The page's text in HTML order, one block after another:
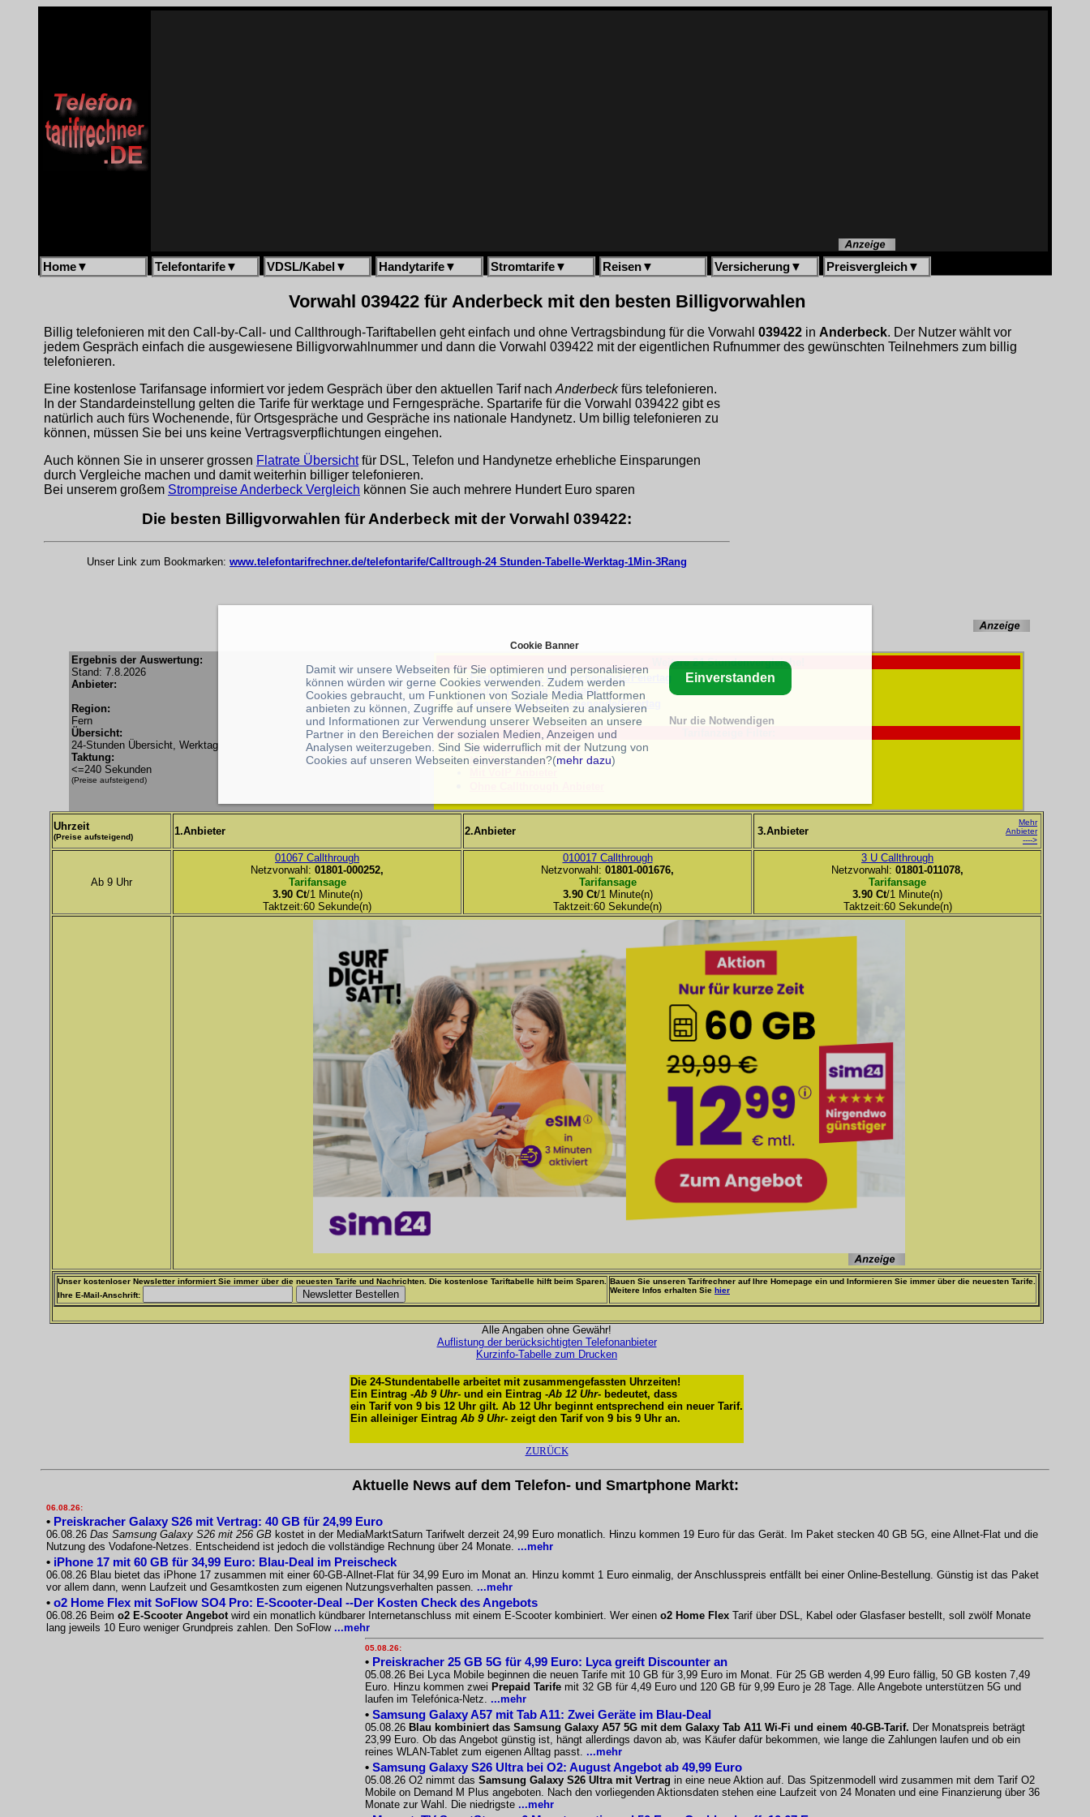
Home▼ Telefontarife▼ VDSL/Kabel ▼ Handytarife▼ Stromtarife▼ Reisen▼ Versicherung▼ Preisvergleich▼
Vorwahl 039422 für Anderbeck mit den besten Billigvorwahlen
Billig telefonieren mit den Call-by-Call- und Callthrough-Tariftabellen geht einfach und ohne Vertragsbindung für die Vorwahl 039422 in Anderbeck. Der Nutzer wählt vor
jedem Gespräch einfach die ausgewiesene Billigvorwahlnummer und dann die Vorwahl 039422 mit der eigentlichen Rufnummer des gewünschten Teilnehmers zum billig
telefonieren.
Eine kostenlose Tarifansage informiert vor jedem Gespräch über den aktuellen Tarif nach Anderbeckfürs telefonieren.
In der Standardeinstellung gelten die Tarife für werktage und Ferngespräche. Spartarife für die Vorwahl 039422 gibt es
natürlich auch fürs Wochenende, für Ortsgespräche und Gespräche ins nationale Handynetz. Um billig telefonieren zu
können, müssen Sie bei uns keine Vertragsverpflichtungen eingehen.
Auch können Sie in unserer grossen Flatrate Übersichtfür DSL, Telefon und Handynetze erhebliche Einsparungen
durch Vergleiche machen und damit weiterhin billiger telefonieren.
Bei unserem großem Strompreise Anderbeck Vergleich können Sie auch mehrere Hundert Euro sparen
Die besten Billigvorwahlen für Anderbeck mit der Vorwahl 039422:
Unser Link zum Bookmarken: www.telefontarifrechner.de/telefontarife/Calltrough-24 Stunden-Tabelle-Werktag-1Min-3Rang
Ergebnis der Auswertung:
Stand: 7.8.2026
Anbieter:
Region:
Fern
Übersicht:
24-Stunden Übersicht, Werktag
Taktung:
<=240 Sekunden
(Preise aufsteigend)
Weitere 24-Stundenvergleiche!
Festnetz-Tarife für Wochenende/Feiertag
Handy-Tarife für Werktage
Handy-Tarife für Wochenende/Feiertag
Ohne 0900-er Anbieter
Mit Tarifansage
Uhrzeit
(Preise aufsteigend) 1.Anbieter 2.Anbieter 3.Anbieter
Mehr
Anbieter
---->
Ab 9 Uhr
01067 Callthrough
Netzvorwahl: 01801-000252,
Tarifansage
3.90 Ct/1 Minute(n)
Taktzeit:60 Sekunde(n)
010017 Callthrough
Netzvorwahl: 01801-001676,
Tarifansage
3.90 Ct/1 Minute(n)
Taktzeit:60 Sekunde(n)
3 U Callthrough
Netzvorwahl: 01801-011078,
Tarifansage
3.90 Ct/1 Minute(n)
Taktzeit:60 Sekunde(n)
Unser kostenloser Newsletter informiert Sie immer über die neuesten Tarife und Nachrichten. Die kostenlose Tariftabelle hilft beim Sparen.
Ihre E-Mail-Anschrift:
Bauen Sie unseren Tarifrechner auf Ihre Homepage ein und Informieren Sie immer über die neuesten Tarife.
Weitere Infos erhalten Sie hier
Alle Angaben ohne Gewähr!
Auflistung der berücksichtigten Telefonanbieter
Kurzinfo-Tabelle zum Drucken
Die 24-Stundentabelle arbeitet mit zusammengefassten Uhrzeiten!
Ein Eintrag -Ab 9 Uhr- und ein Eintrag -Ab 12 Uhr- bedeutet, dass
ein Tarif von 9 bis 12 Uhr gilt. Ab 12 Uhr beginnt entsprechend ein neuer Tarif.
Ein alleiniger Eintrag Ab 9 Uhr- zeigt den Tarif von 9 bis 9 Uhr an.
ZURÜCK
Aktuelle News auf dem Telefon- und Smartphone Markt:
06.08.26:
• Preiskracher Galaxy S26 mit Vertrag: 40 GB für 24,99 Euro
06.08.26 Das Samsung Galaxy S26 mit 256 GB kostet in der MediaMarktSaturn Tarifwelt derzeit 24,99 Euro monatlich. Hinzu kommen 19 Euro für das Gerät. Im Paket stecken 40 GB 5G, eine Allnet-Flat und die
Nutzung des Vodafone-Netzes. Entscheidend ist jedoch die vollständige Rechnung über 24 Monate. ...mehr
• iPhone 17 mit 60 GB für 34,99 Euro: Blau-Deal im Preischeck
06.08.26 Blau bietet das iPhone 17 zusammen mit einer 60-GB-Allnet-Flat für 34,99 Euro im Monat an. Hinzu kommt 1 Euro einmalig, der Anschlusspreis entfällt bei einer Online-Bestellung. Günstig ist das Paket
vor allem dann, wenn Laufzeit und Gesamtkosten zum eigenen Nutzungsverhalten passen. ...mehr
• o2 Home Flex mit SoFlow SO4 Pro: E-Scooter-Deal --Der Kosten Check des Angebots
06.08.26 Beim o2 E-Scooter Angebotwird ein monatlich kündbarer Internetanschluss mit einem E-Scooter kombiniert. Wer einen o2 Home Flex Tarif über DSL, Kabel oder Glasfaser bestellt, soll zwölf Monate
lang jeweils 10 Euro weniger Grundpreis zahlen. Den SoFlow ...mehr
05.08.26:
• Preiskracher 25 GB 5G für 4,99 Euro: Lyca greift Discounter an
05.08.26 Bei Lyca Mobile beginnen die neuen Tarife mit 10 GB für 3,99 Euro im Monat. Für 25 GB werden 4,99 Euro fällig, 50 GB kosten 7,49
Euro. Hinzu kommen zwei Prepaid Tarife mit 32 GB für 4,49 Euro und 120 GB für 9,99 Euro je 28 Tage. Alle Angebote unterstützen 5G und
laufen im Telefónica-Netz. ...mehr
• Samsung Galaxy A57 mit Tab A11: Zwei Geräte im Blau-Deal
05.08.26 Blau kombiniert das Samsung Galaxy A57 5G mit dem Galaxy Tab A11 Wi-Fi und einem 40-GB-Tarif. Der Monatspreis beträgt
23,99 Euro. Ob das Angebot günstig ist, hängt allerdings davon ab, was Käufer dafür bekommen, wie lange die Zahlungen laufen und ob ein
reines WLAN-Tablet zum eigenen Alltag passt. ...mehr
• Samsung Galaxy S26 Ultra bei O2: August Angebot ab 49,99 Euro
05.08.26 O2 nimmt das Samsung Galaxy S26 Ultra mit Vertrag in eine neue Aktion auf. Das Spitzenmodell wird zusammen mit dem Tarif O2
Mobile on Demand M Plus angeboten. Nach den vorliegenden Aktionsdaten stehen eine Laufzeit von 24 Monaten und eine Finanzierung über 36
Monate zur Wahl. Die niedrigste ...mehr
Cookie Banner
Damit wir unsere Webseiten für Sie optimieren und personalisieren
können würden wir gerne Cookies verwenden. Zudem werden
Cookies gebraucht, um Funktionen von Soziale Media Plattformen
anbieten zu können, Zugriffe auf unsere Webseiten zu analysieren
und Informationen zur Verwendung unserer Webseiten an unsere
Partner in den Bereichen der sozialen Medien, Anzeigen und
Analysen weiterzugeben. Sind Sie widerruflich mit der Nutzung von
Cookies auf unseren Webseiten einverstanden?(mehr dazu)
Einverstanden
Nur die Notwendigen